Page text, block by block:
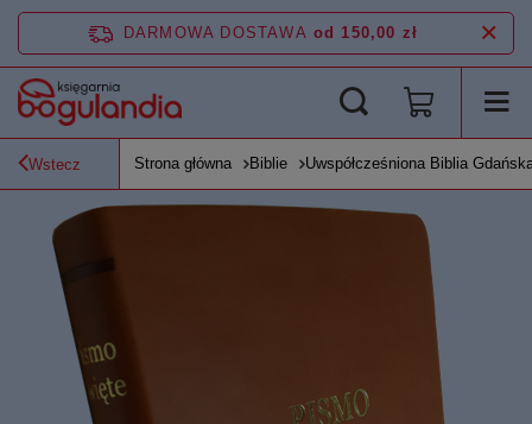
DARMOWA DOSTAWA od 150,00 zł
Wstecz Strona główna Biblie Uwspółcześniona Biblia